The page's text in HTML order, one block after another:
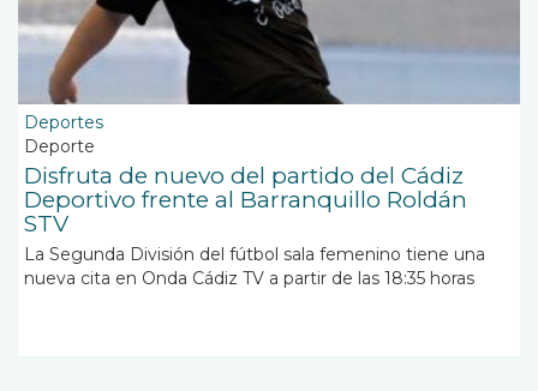
Deportes
Deporte
Disfruta de nuevo del partido del Cádiz
Deportivo frente al Barranquillo Roldán
STV
La Segunda División del fútbol sala femenino tiene una
nueva cita en Onda Cádiz TV a partir de las 18:35 horas